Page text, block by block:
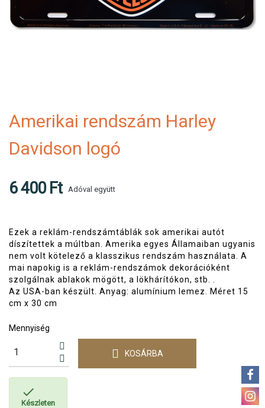
Amerikai rendszám Harley
Davidson logó
6 400 Ft Adóval együtt
Ezek a reklám-rendszámtáblák sok amerikai autót
díszítettek a múltban. Amerika egyes Államaiban ugyanis
nem volt kötelező a klasszikus rendszám használata. A
mai napokig is a reklám-rendszámok dekorációként
szolgálnak ablakok mögött, a lökhárítókon, stb. .
Az USA-ban készült. Anyag: alumínium lemez. Méret 15
cm x 30 cm
Mennyiség
KOSÁRBA

Készleten